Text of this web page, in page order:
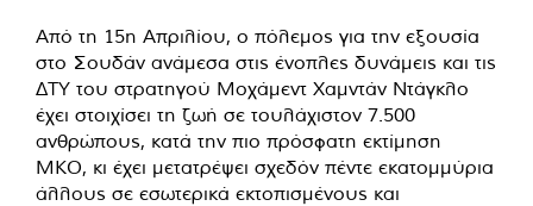
Από τη 15η Απριλίου, ο πόλεμος για την εξουσία
στο Σουδάν ανάμεσα στις ένοπλες δυνάμεις και τις
ΔΤΥ του στρατηγού Μοχάμεντ Χαμντάν Ντάγκλο
έχει στοιχίσει τη ζωή σε τουλάχιστον 7.500
ανθρώπους, κατά την πιο πρόσφατη εκτίμηση
ΜΚΟ, κι έχει μετατρέψει σχεδόν πέντε εκατομμύρια
άλλους σε εσωτερικά εκτοπισμένους και